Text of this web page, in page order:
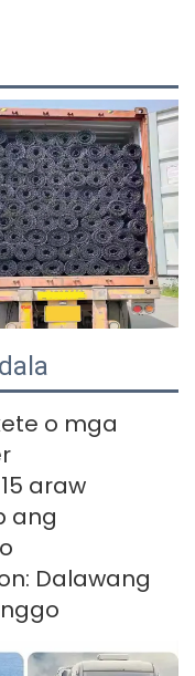
o mga
araw
ang
Dalawang